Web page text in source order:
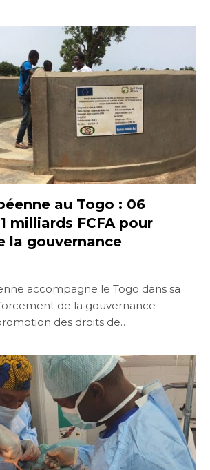
au Togo : 06
milliards FCFA pour
la gouvernance
accompagne le Togo dans sa
de la gouvernance
des droits de…